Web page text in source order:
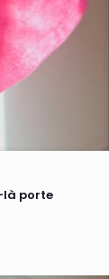
là porte